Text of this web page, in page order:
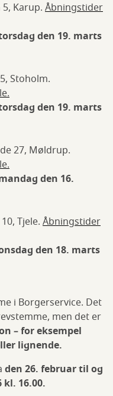
Karup. Åbningstider
den 19. marts
Stoholm.
den 19. marts
27, Møldrup.
den 16.
Tjele. Åbningstider
den 18. marts
i Borgerservice. Det
men det er
– for eksempel
lignende.
den 26. februar til og
kl. 16.00.